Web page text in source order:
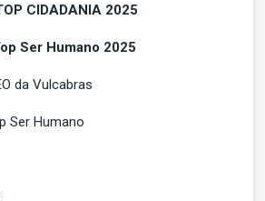
CIDADANIA 2025
Ser Humano 2025
da Vulcabras
Ser Humano